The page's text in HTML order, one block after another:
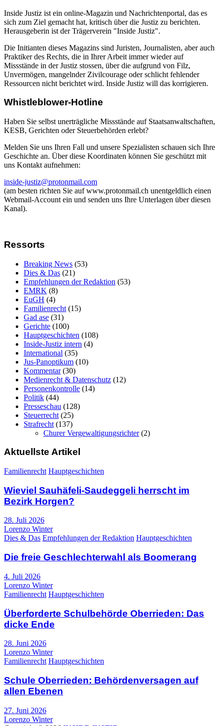
Inside Justiz ist ein online-Magazin und Nachrichtenportal, das es
sich zum Ziel gemacht hat, kritisch über die Justiz zu berichten.
Herausgeberin ist der Trägerverein "Inside Justiz".
Die Initianten dieses Magazins sind Juristen, Journalisten, aber auch
Praktiker des Rechts, die in Ihrer Arbeit immer wieder auf
Missstände in der Justiz stossen, über die aufgrund von Filz,
Unvermögen, mangelnder Zivilcourage oder schlicht fehlender
Ressourcen nicht berichtet wird. Inside Justiz will das korrigieren.
Whistleblower-Hotline
Haben Sie selbst unerträgliche Missstände auf Staatsanwaltschaften,
KESB, Gerichten oder Steuerbehörden erlebt?
Melden Sie uns Ihren Fall und unsere Spezialisten schauen sich Ihre
Geschichte an. Über diese Koordinaten können Sie geschützt mit
uns Kontakt aufnehmen:
inside-justiz@protonmail.com
(am besten richten Sie auf www.protonmail.ch unentgeldlich einen
Webmail-Account ein und senden uns Ihre Unterlagen über diesen
Kanal).
Ressorts
Breaking News (53)
Dies & Das (21)
Empfehlungen der Redaktion (53)
EMRK (8)
EuGH (4)
Familienrecht (15)
Gad ase (31)
Gerichte (100)
Hauptgeschichten (108)
Inside-Justiz intern (4)
International (35)
Jus-Panoptikum (10)
Kommentar(30)
Medienrecht & Datenschutz (12)
Personenkontrolle (14)
Politik (44)
Presseschau (128)
Steuerrecht (25)
Strafrecht (137)
Churer Vergewaltigungsrichter(2)
Aktuellste Artikel
Familienrecht Hauptgeschichten
Wieviel Sauhäfeli-Saudeggeli herrscht im
Bezirk Horgen?
28. Juli 2026
Lorenzo Winter
Dies & Das Empfehlungen der Redaktion Hauptgeschichten
Die freie Geschlechterwahl als Boomerang
4. Juli 2026
Lorenzo Winter
Familienrecht Hauptgeschichten
Überforderte Schulbehörde Oberrieden: Das
dicke Ende
28. Juni 2026
Lorenzo Winter
Familienrecht Hauptgeschichten
Schule Oberrieden: Behördenversagen auf
allen Ebenen
27. Juni 2026
Lorenzo Winter